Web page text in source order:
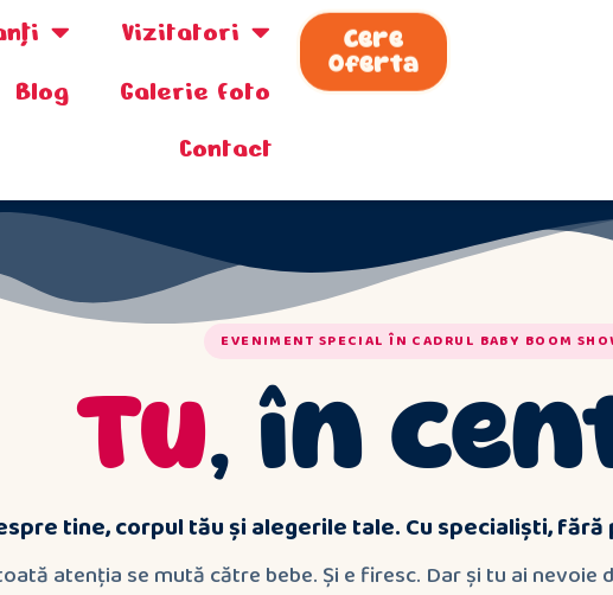
Vizitatori
Blog
Galerie foto
Contact
Cere
Oferta
EVENIMENT SPECIAL ÎN CADRUL BABY BOOM
Tu, în
tine, corpul tău și alegerile tale. Cu specialiști,
atenția se mută către bebe. Și e firesc. Dar și tu ai nevoie